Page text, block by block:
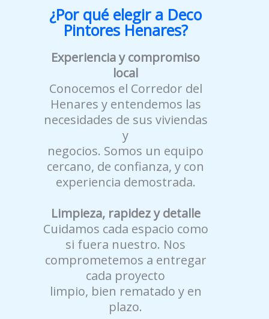
¿Por qué elegir a Deco
Pintores Henares?
Experiencia y compromiso
local
Conocemos el Corredor del
Henares y entendemos las
necesidades de sus viviendas
y
negocios. Somos un equipo
cercano, de confianza, y con
experiencia demostrada.
Limpieza, rapidez y detalle
Cuidamos cada espacio como
si fuera nuestro. Nos
comprometemos a entregar
cada proyecto
limpio, bien rematado y en
plazo.